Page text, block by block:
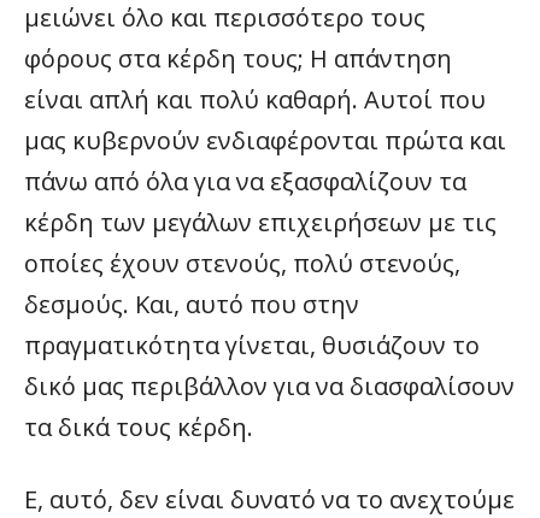
μειώνει όλο και περισσότερο τους
φόρους στα κέρδη τους; Η απάντηση
είναι απλή και πολύ καθαρή. Αυτοί που
μας κυβερνούν ενδιαφέρονται πρώτα και
πάνω από όλα για να εξασφαλίζουν τα
κέρδη των μεγάλων επιχειρήσεων με τις
οποίες έχουν στενούς, πολύ στενούς,
δεσμούς. Και, αυτό που στην
πραγματικότητα γίνεται, θυσιάζουν το
δικό μας περιβάλλον για να διασφαλίσουν
τα δικά τους κέρδη.
Ε, αυτό, δεν είναι δυνατό να το ανεχτούμε